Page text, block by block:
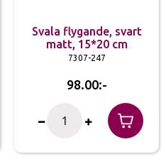
Svala flygande, svart
matt, 15*20 cm
7307-247
98.00